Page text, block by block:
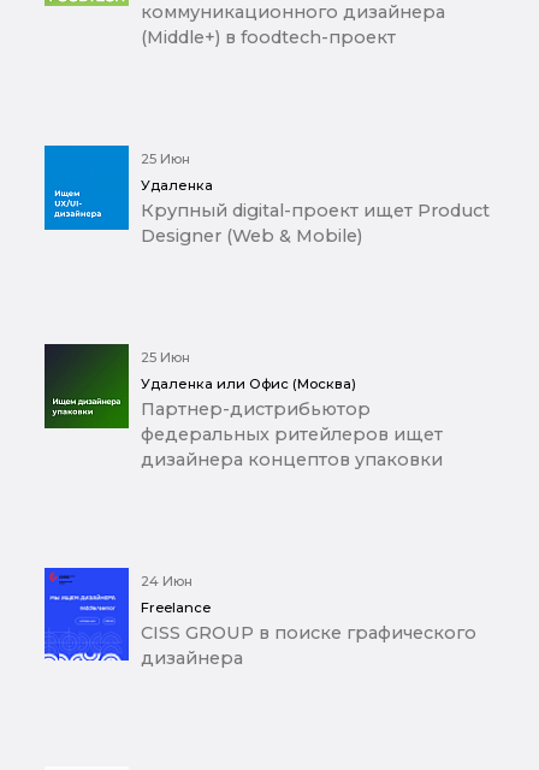
коммуникационного дизайнера
(Middle+) в foodtech-проект
25 Июн
Удаленка
Крупный digital-проект ищет Product
Designer (Web & Mobile)
25 Июн
Удаленка или Офис (Москва)
Партнер-дистрибьютор
федеральных ритейлеров ищет
дизайнера концептов упаковки
24 Июн
Freelance
CISS GROUP в поиске графического
дизайнера